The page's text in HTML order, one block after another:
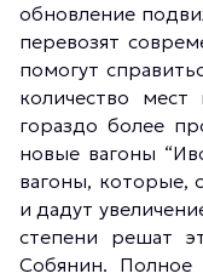
обновление
перевозят
помогут
количество
гораздо более
новые вагоны
вагоны, которые,
и дадут
степени решат
Собянин. Полное